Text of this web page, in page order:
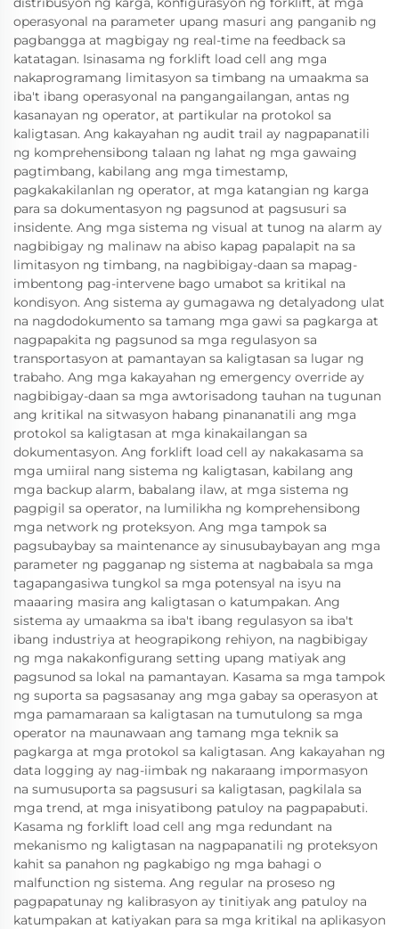
operasyonal na parameter upang masuri ang panganib ng
pagbangga at magbigay ng real-time na feedback sa
katatagan. Isinasama ng forklift load cell ang mga
nakaprogramang limitasyon sa timbang na umaakma sa
iba't ibang operasyonal na pangangailangan, antas ng
kasanayan ng operator, at partikular na protokol sa
kaligtasan. Ang kakayahan ng audit trail ay nagpapanatili
ng komprehensibong talaan ng lahat ng mga gawaing
pagtimbang, kabilang ang mga timestamp,
pagkakakilanlan ng operator, at mga katangian ng karga
para sa dokumentasyon ng pagsunod at pagsusuri sa
insidente. Ang mga sistema ng visual at tunog na alarm ay
nagbibigay ng malinaw na abiso kapag papalapit na sa
limitasyon ng timbang, na nagbibigay-daan sa mapag-
imbentong pag-intervene bago umabot sa kritikal na
kondisyon. Ang sistema ay gumagawa ng detalyadong ulat
na nagdodokumento sa tamang mga gawi sa pagkarga at
nagpapakita ng pagsunod sa mga regulasyon sa
transportasyon at pamantayan sa kaligtasan sa lugar ng
trabaho. Ang mga kakayahan ng emergency override ay
nagbibigay-daan sa mga awtorisadong tauhan na tugunan
ang kritikal na sitwasyon habang pinananatili ang mga
protokol sa kaligtasan at mga kinakailangan sa
dokumentasyon. Ang forklift load cell ay nakakasama sa
mga umiiral nang sistema ng kaligtasan, kabilang ang
mga backup alarm, babalang ilaw, at mga sistema ng
pagpigil sa operator, na lumilikha ng komprehensibong
mga network ng proteksyon. Ang mga tampok sa
pagsubaybay sa maintenance ay sinusubaybayan ang mga
parameter ng pagganap ng sistema at nagbabala sa mga
tagapangasiwa tungkol sa mga potensyal na isyu na
maaaring masira ang kaligtasan o katumpakan. Ang
sistema ay umaakma sa iba't ibang regulasyon sa iba't
ibang industriya at heograpikong rehiyon, na nagbibigay
ng mga nakakonfigurang setting upang matiyak ang
pagsunod sa lokal na pamantayan. Kasama sa mga tampok
ng suporta sa pagsasanay ang mga gabay sa operasyon at
mga pamamaraan sa kaligtasan na tumutulong sa mga
operator na maunawaan ang tamang mga teknik sa
pagkarga at mga protokol sa kaligtasan. Ang kakayahan ng
data logging ay nag-iimbak ng nakaraang impormasyon
na sumusuporta sa pagsusuri sa kaligtasan, pagkilala sa
mga trend, at mga inisyatibong patuloy na pagpapabuti.
Kasama ng forklift load cell ang mga redundant na
mekanismo ng kaligtasan na nagpapanatili ng proteksyon
kahit sa panahon ng pagkabigo ng mga bahagi o
malfunction ng sistema. Ang regular na proseso ng
pagpapatunay ng kalibrasyon ay tinitiyak ang patuloy na
katumpakan at katiyakan para sa mga kritikal na aplikasyon